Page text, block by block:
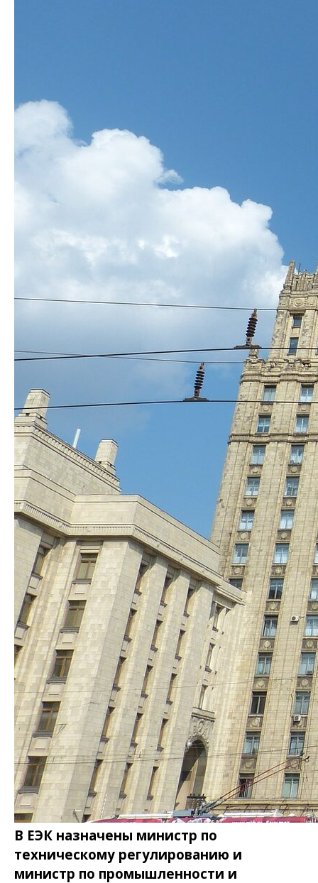
В ЕЭК назначены министр по
техническому регулированию и
министр по промышленности и